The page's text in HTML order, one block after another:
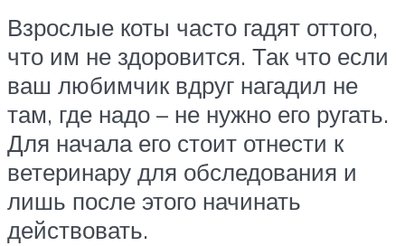
Взрослые коты часто гадят оттого,
что им не здоровится. Так что если
ваш любимчик вдруг нагадил не
там, где надо – не нужно его ругать.
Для начала его стоит отнести к
ветеринару для обследования и
лишь после этого начинать
действовать.